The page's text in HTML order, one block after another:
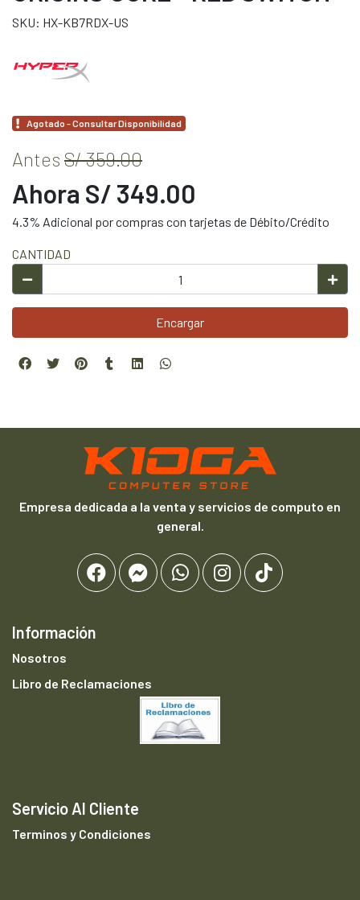
SKU: HX-KB7RDX-US
Agotado - Consultar Disponibilidad
Antes S/ 359.00
Ahora S/ 349.00
4.3% Adicional por compras con tarjetas de Débito/Crédito
CANTIDAD
Encargar
Empresa dedicada a la venta y servicios de computo en
general.
Información
Nosotros
Libro de Reclamaciones
Servicio Al Cliente
Terminos y Condiciones